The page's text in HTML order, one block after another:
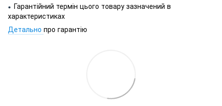
● Гарантійний термін цього товару зазначений в
характеристиках
Детально про гарантію